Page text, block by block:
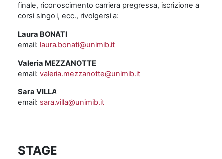
finale, riconoscimento carriera pregressa, iscrizione a
corsi singoli, ecc., rivolgersi a:
Laura BONATI
email: laura.bonati@unimib.it
Valeria MEZZANOTTE
email: valeria.mezzanotte@unimib.it
Sara VILLA
email: sara.villa@unimib.it
STAGE